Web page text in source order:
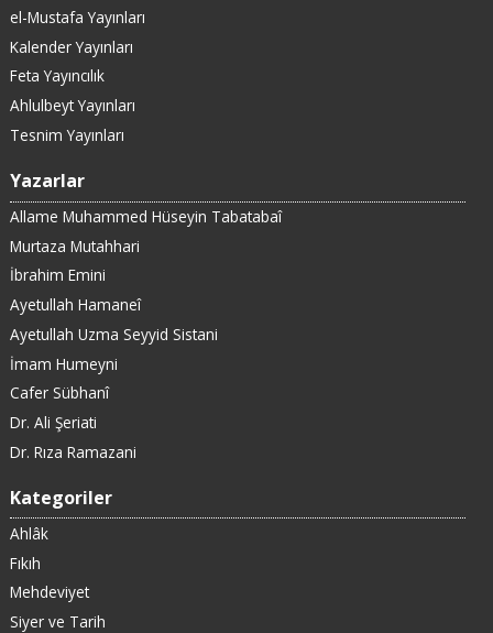
el-Mustafa Yayınları
Kalender Yayınları
Feta Yayıncılık
Ahlulbeyt Yayınları
Tesnim Yayınları
Yazarlar
Allame Muhammed Hüseyin Tabatabaî
Murtaza Mutahhari
İbrahim Emini
Ayetullah Hamaneî
Ayetullah Uzma Seyyid Sistani
İmam Humeyni
Cafer Sübhanî
Dr. Ali Şeriati
Dr. Rıza Ramazani
Kategoriler
Ahlâk
Fıkıh
Mehdeviyet
Siyer ve Tarih